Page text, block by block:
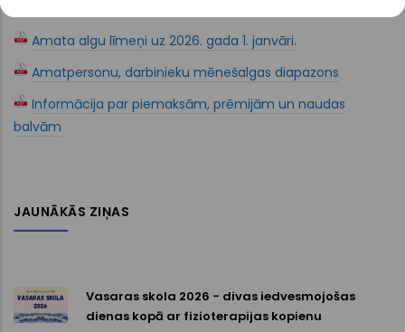
Amata algu līmeņi uz 2026. gada 1. janvāri.
Amatpersonu, darbinieku mēnešalgas diapazons
Informācija par piemaksām, prēmijām un naudas
balvām
JAUNĀKĀS ZIŅAS
Vasaras skola 2026 - divas iedvesmojošas
dienas kopā ar fizioterapijas kopienu